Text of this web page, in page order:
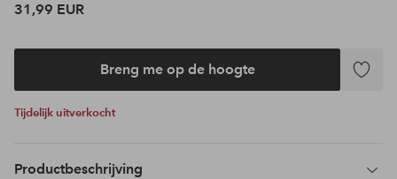
31,99 EUR
Breng me op de hoogte
Tijdelijk uitverkocht
Productbeschrijving